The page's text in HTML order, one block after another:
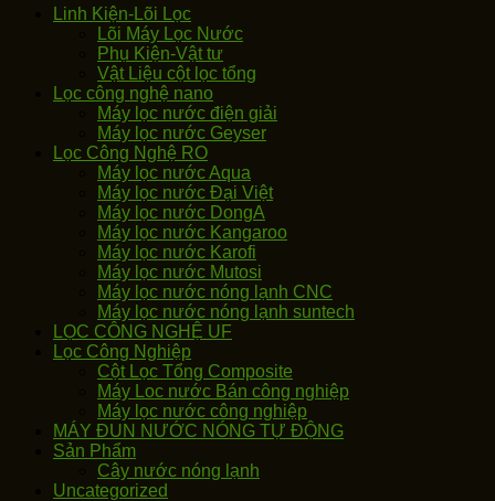
Linh Kiện-Lõi Lọc
Lõi Máy Lọc Nước
Phụ Kiện-Vật tư
Vật Liệu cột lọc tổng
Lọc công nghệ nano
Máy lọc nước điện giải
Máy lọc nước Geyser
Lọc Công Nghệ RO
Máy lọc nước Aqua
Máy lọc nước Đại Việt
Máy lọc nước DongA
Máy lọc nước Kangaroo
Máy lọc nước Karofi
Máy lọc nước Mutosi
Máy lọc nước nóng lạnh CNC
Máy lọc nước nóng lạnh suntech
LỌC CÔNG NGHỆ UF
Lọc Công Nghiệp
Cột Lọc Tổng Composite
Máy Loc nước Bán công nghiệp
Máy lọc nước công nghiệp
MÁY ĐUN NƯỚC NÓNG TỰ ĐỘNG
Sản Phẩm
Cây nước nóng lạnh
Uncategorized